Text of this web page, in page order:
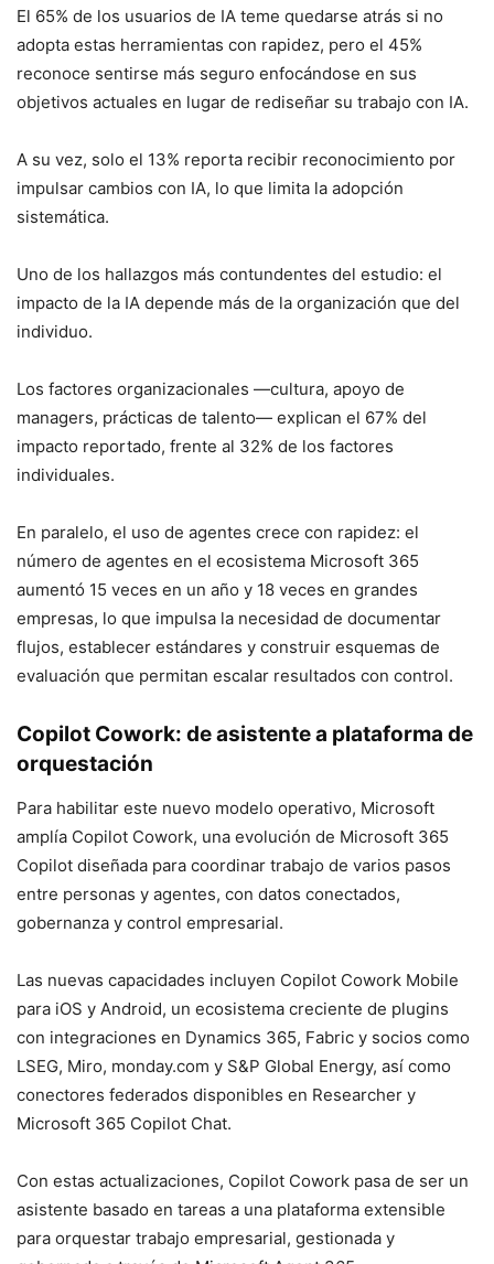
El 65% de los usuarios de IA teme quedarse atrás si no
adopta estas herramientas con rapidez, pero el 45%
reconoce sentirse más seguro enfocándose en sus
objetivos actuales en lugar de rediseñar su trabajo con IA.
A su vez, solo el 13% reporta recibir reconocimiento por
impulsar cambios con IA, lo que limita la adopción
sistemática.
Uno de los hallazgos más contundentes del estudio: el
impacto de la IA depende más de la organización que del
individuo.
Los factores organizacionales —cultura, apoyo de
managers, prácticas de talento— explican el 67% del
impacto reportado, frente al 32% de los factores
individuales.
En paralelo, el uso de agentes crece con rapidez: el
número de agentes en el ecosistema Microsoft 365
aumentó 15 veces en un año y 18 veces en grandes
empresas, lo que impulsa la necesidad de documentar
flujos, establecer estándares y construir esquemas de
evaluación que permitan escalar resultados con control.
Copilot Cowork: de asistente a plataforma de
orquestación
Para habilitar este nuevo modelo operativo, Microsoft
amplía Copilot Cowork, una evolución de Microsoft 365
Copilot diseñada para coordinar trabajo de varios pasos
entre personas y agentes, con datos conectados,
gobernanza y control empresarial.
Las nuevas capacidades incluyen Copilot Cowork Mobile
para iOS y Android, un ecosistema creciente de plugins
con integraciones en Dynamics 365, Fabric y socios como
LSEG, Miro, monday.com y S&P Global Energy, así como
conectores federados disponibles en Researcher y
Microsoft 365 Copilot Chat.
Con estas actualizaciones, Copilot Cowork pasa de ser un
asistente basado en tareas a una plataforma extensible
para orquestar trabajo empresarial, gestionada y